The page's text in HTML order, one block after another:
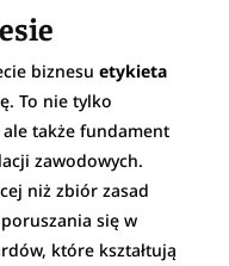
biznesu etykieta
To nie tylko
także fundament
zawodowych.
niż zbiór zasad
się w
które kształtują